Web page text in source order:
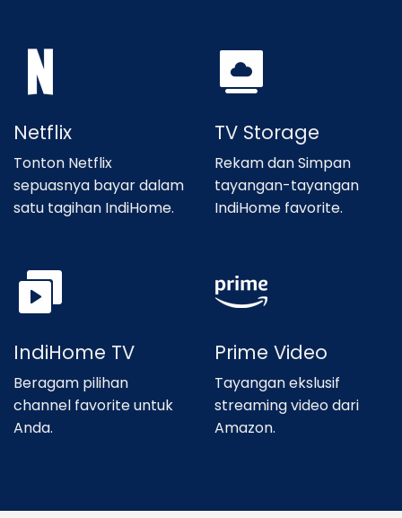
Netflix
Tonton Netflix
sepuasnya bayar dalam
satu tagihan IndiHome.
TV Storage
Rekam dan Simpan
tayangan-tayangan
IndiHome favorite.
IndiHome TV
Beragam pilihan
channel favorite untuk
Anda.
Prime Video
Tayangan ekslusif
streaming video dari
Amazon.